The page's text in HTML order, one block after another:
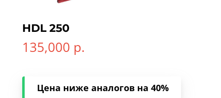
HDL 250
135,000 р.
Цена ниже аналогов на 40%